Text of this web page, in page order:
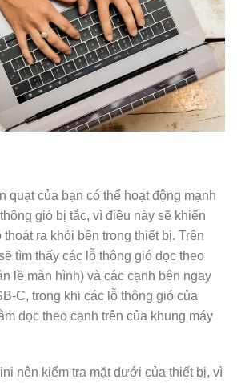
quạt của bạn có thể hoạt động mạnh
gió bị tắc, vì điều này sẽ khiến
ra khỏi bên trong thiết bị. Trên
tìm thấy các lỗ thông gió dọc theo
lề màn hình) và các cạnh bên ngay
C, trong khi các lỗ thông gió của
dọc theo cạnh trên của khung máy
nên kiểm tra mặt dưới của thiết bị, vì